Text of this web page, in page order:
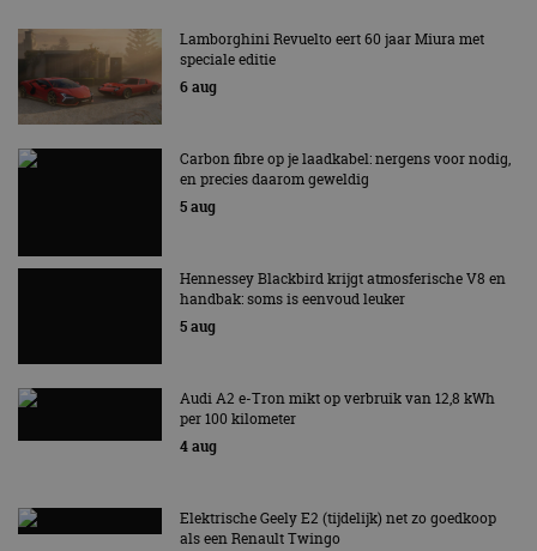
Lamborghini Revuelto eert 60 jaar Miura met
speciale editie
6 aug
Carbon fibre op je laadkabel: nergens voor nodig,
en precies daarom geweldig
5 aug
Hennessey Blackbird krijgt atmosferische V8 en
handbak: soms is eenvoud leuker
5 aug
Audi A2 e-Tron mikt op verbruik van 12,8 kWh
per 100 kilometer
4 aug
Elektrische Geely E2 (tijdelijk) net zo goedkoop
als een Renault Twingo